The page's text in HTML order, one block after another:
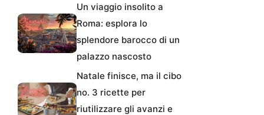
Un viaggio insolito a
Roma: esplora lo
splendore barocco di un
palazzo nascosto
Natale finisce, ma il cibo
no. 3 ricette per
riutilizzare gli avanzi e